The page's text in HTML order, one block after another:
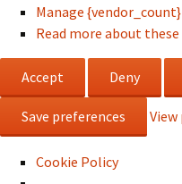
Manage
Read more about
Accept Deny
Save preferences
Cookie Policy